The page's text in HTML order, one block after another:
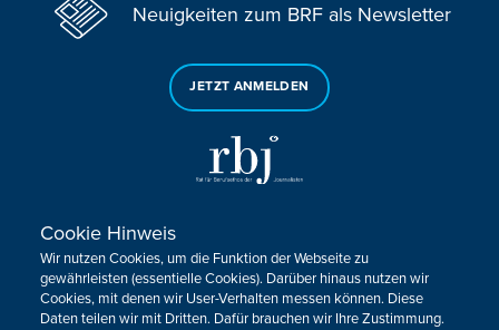
Neuigkeiten zum BRF als Newsletter
JETZT ANMELDEN
Sie haben noch Fragen oder Anmerkungen?
KONTAKTIEREN SIE UNS!
Cookie Hinweis
Wir nutzen Cookies, um die Funktion der Webseite zu
gewährleisten (essentielle Cookies). Darüber hinaus nutzen wir
Cookies, mit denen wir User-Verhalten messen können. Diese
Daten teilen wir mit Dritten. Dafür brauchen wir Ihre Zustimmung.